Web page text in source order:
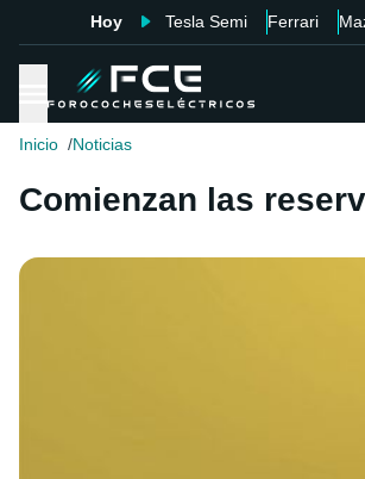
Hoy Tesla Semi Ferrari
Inicio Noticias
Comienzan las